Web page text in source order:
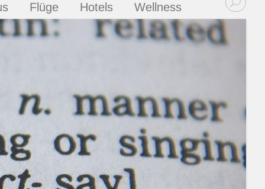
Flüge Hotels Wellness